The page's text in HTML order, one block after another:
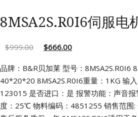
8MSA2S.R0I6伺服电
$999.00 $666.00
品牌：B&R贝加莱 型号：8MSA2S.R0I6
40*20*20 8MSA2S.R0I6重量：1KG 输
123015 是否进口：是 报警功能：声音
度：25℃ 物料编码：4851255 销售范围: